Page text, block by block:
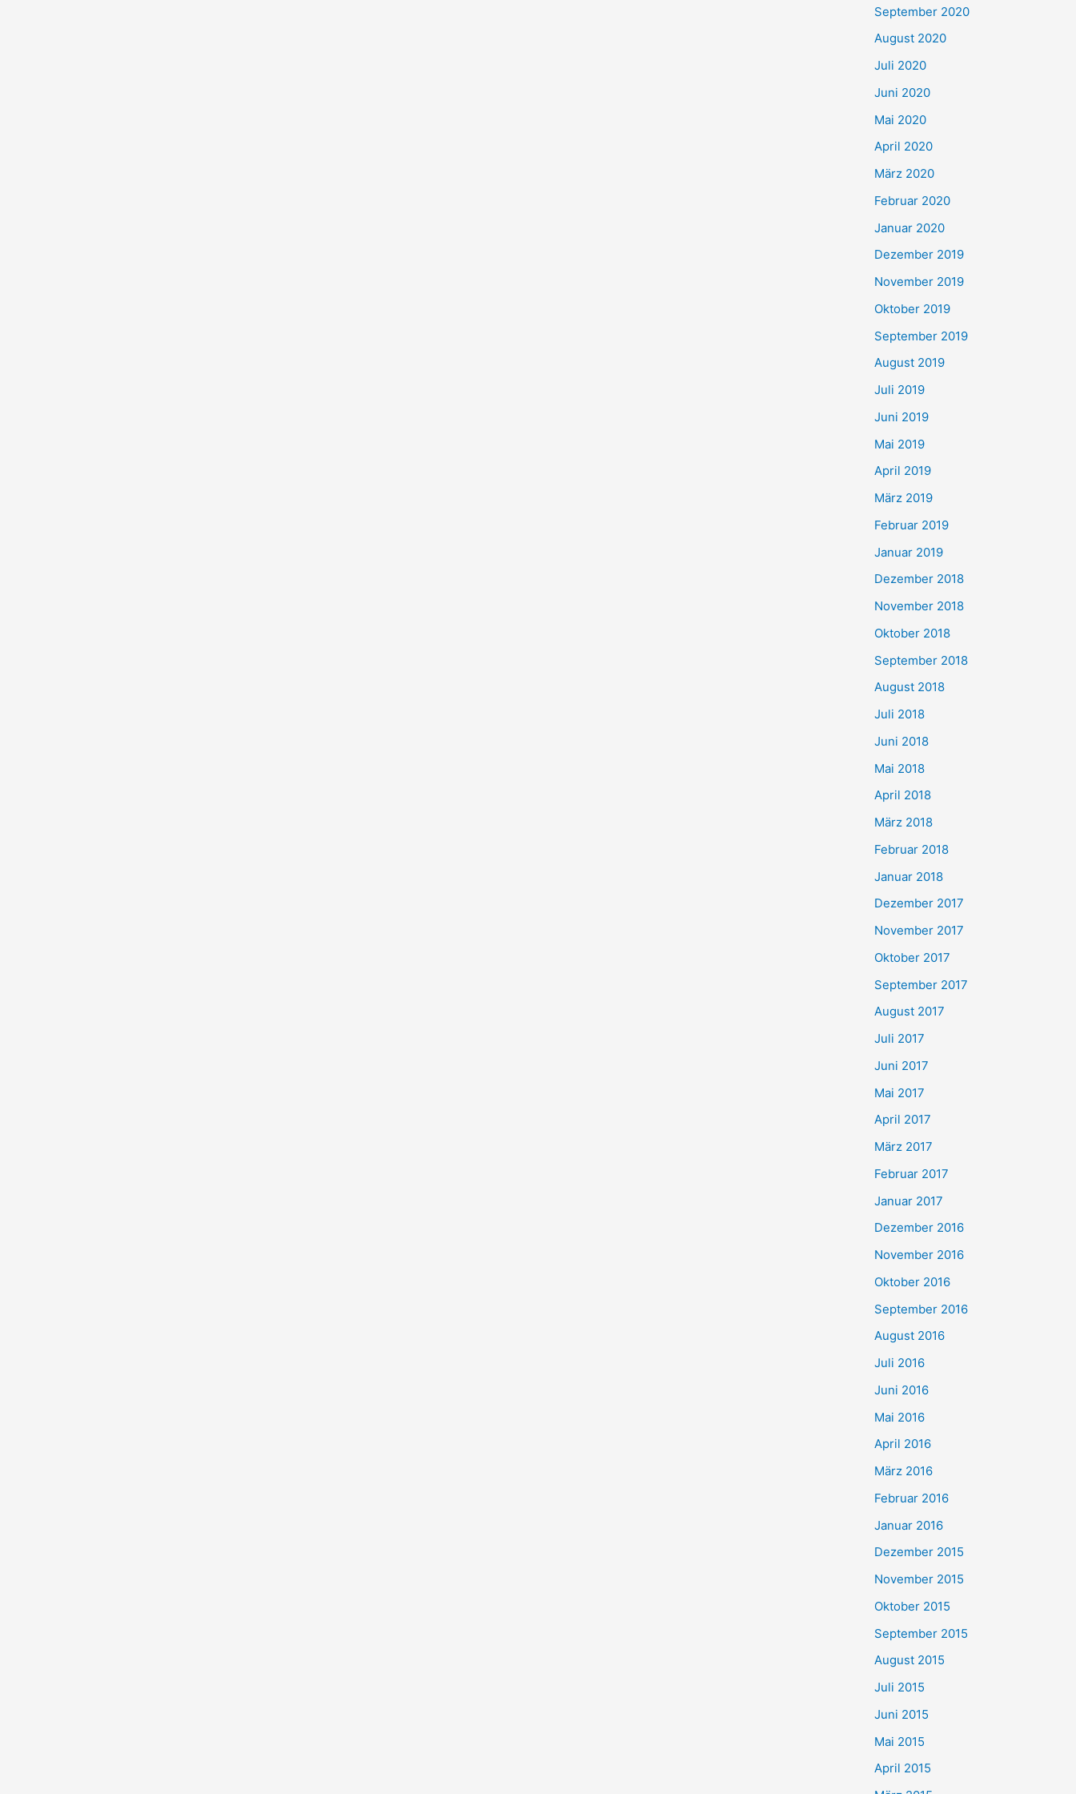
September 2020
August 2020
Juli 2020
Juni 2020
Mai 2020
April 2020
März 2020
Februar 2020
Januar 2020
Dezember 2019
November 2019
Oktober 2019
September 2019
August 2019
Juli 2019
Juni 2019
Mai 2019
April 2019
März 2019
Februar 2019
Januar 2019
Dezember 2018
November 2018
Oktober 2018
September 2018
August 2018
Juli 2018
Juni 2018
Mai 2018
April 2018
März 2018
Februar 2018
Januar 2018
Dezember 2017
November 2017
Oktober 2017
September 2017
August 2017
Juli 2017
Juni 2017
Mai 2017
April 2017
März 2017
Februar 2017
Januar 2017
Dezember 2016
November 2016
Oktober 2016
September 2016
August 2016
Juli 2016
Juni 2016
Mai 2016
April 2016
März 2016
Februar 2016
Januar 2016
Dezember 2015
November 2015
Oktober 2015
September 2015
August 2015
Juli 2015
Juni 2015
Mai 2015
April 2015